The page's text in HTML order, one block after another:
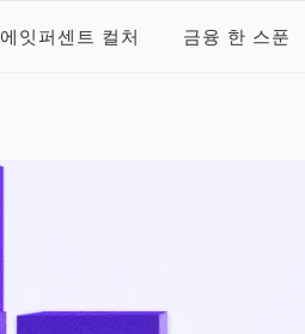
에잇퍼센트 컬처 금융 한 스푼